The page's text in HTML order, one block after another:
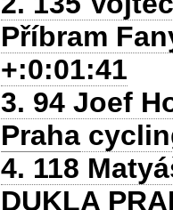
Příbram
+:0:01:41
3. 94 Joef
Praha
4. 118
DUKLA